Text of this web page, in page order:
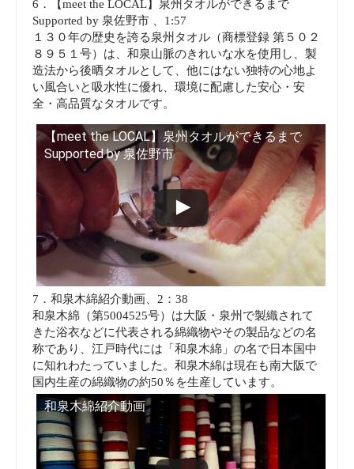
6．【meet the LOCAL】泉州タオルができるまで
Supported by 泉佐野市 、1:57
１３０年の歴史を誇る泉州タオル（商標登録 第５０２
８９５１号）は、和泉山脈のきれいな水を使用し、製
造法から後晒タオルとして、他にはない独特の心地よ
い風合いと吸水性に優れ、環境に配慮した安心・安
全・高品質なタオルです。
【meet the LOCAL】泉州タオルができるまで
Supported by 泉佐野市
7．和泉木綿紹介動画、2：38
和泉木綿（第5004525号）は大阪・泉州で製織されて
きた浴衣などに代表される綿織物やその製品などの名
称であり、江戸時代には「和泉木綿」の名で日本国中
に知れわたっていました。和泉木綿は現在も南大阪で
国内生産の綿織物の約50％を生産しています。
和泉木綿紹介動画